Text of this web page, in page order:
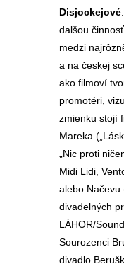
Disjockejové
dalšou
medzi
a na českej
ako filmoví
promotéri,
zmienku stojí
Mareka
„Nic proti
Midi Lidi,
alebo Načevu
divadelných
LÁHOR/
Sourozenci
divadlo